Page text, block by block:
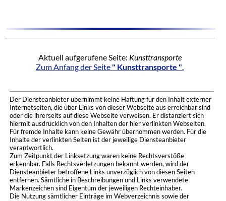
Aktuell aufgerufene Seite: Kunsttransporte
Zum Anfang der Seite " Kunsttransporte ".
Der Diensteanbieter übernimmt keine Haftung für den Inhalt externer
Internetseiten, die über Links von dieser Webseite aus erreichbar sind
oder die ihrerseits auf diese Webseite verweisen. Er distanziert sich
hiermit ausdrücklich von den Inhalten der hier verlinkten Webseiten.
Für fremde Inhalte kann keine Gewähr übernommen werden. Für die
Inhalte der verlinkten Seiten ist der jeweilige Diensteanbieter
verantwortlich.
Zum Zeitpunkt der Linksetzung waren keine Rechtsverstöße
erkennbar. Falls Rechtsverletzungen bekannt werden, wird der
Diensteanbieter betroffene Links unverzüglich von diesen Seiten
entfernen. Sämtliche in Beschreibungen und Links verwendete
Markenzeichen sind Eigentum der jeweiligen Rechteinhaber.
Die Nutzung sämtlicher Einträge im Webverzeichnis sowie der